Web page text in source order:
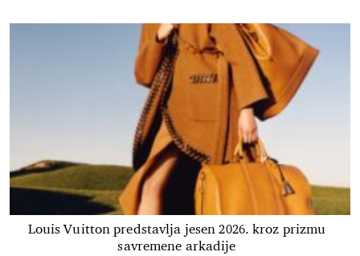
Louis Vuitton predstavlja jesen 2026. kroz prizmu
savremene arkadije